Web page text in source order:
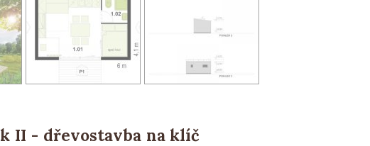
II - dřevostavba na klíč